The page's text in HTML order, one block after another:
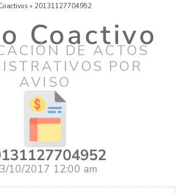
» 20131127704952
Coactivo
DE ACTOS
POR
AVISO
10/2017 12:00 am